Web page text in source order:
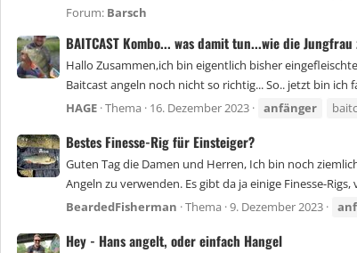
Forum: Barsch
BAITCAST Kombo... was damit tun...wie die
Hallo Zusammen,ich bin eigentlich bisher
Baitcast angeln noch nicht so richtig... So.. jetzt bin ich
HAGE Thema 16. Dezember 2023 anfänger
Bestes Finesse-Rig für Einsteiger?
Guten Tag die Damen und Herren, Ich bin noch
Angeln zu verwenden. Es gibt da ja einige Finesse-Rigs,
BeardedFisherman Thema 9. Dezember 2023
Hey - Hans angelt, oder einfach Hangel